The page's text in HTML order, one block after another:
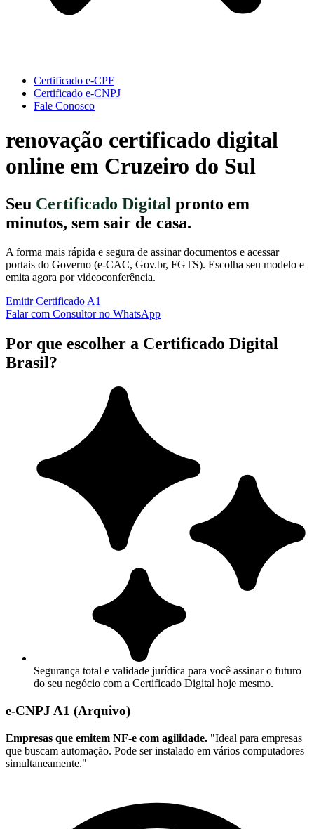
Certificado e-CPF
Certificado e-CNPJ
Fale Conosco
renovação certificado digital
online em Cruzeiro do Sul
Seu Certificado Digital pronto em
minutos, sem sair de casa.
A forma mais rápida e segura de assinar documentos e acessar
portais do Governo (e-CAC, Gov.br, FGTS). Escolha seu modelo e
emita agora por videoconferência.
Emitir Certificado A1
Falar com Consultor no WhatsApp
Por que escolher a Certificado Digital
Brasil?
Segurança total e validade jurídica para você assinar o futuro
do seu negócio com a Certificado Digital hoje mesmo.
e-CNPJ A1 (Arquivo)
Empresas que emitem NF-e com agilidade. "Ideal para empresas
que buscam automação. Pode ser instalado em vários computadores
simultaneamente."